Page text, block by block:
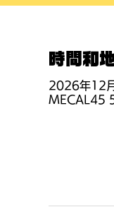
時間和
2026年12
MECAL45